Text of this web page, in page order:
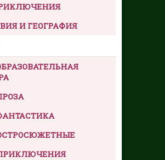
И ГЕОГРАФИЯ